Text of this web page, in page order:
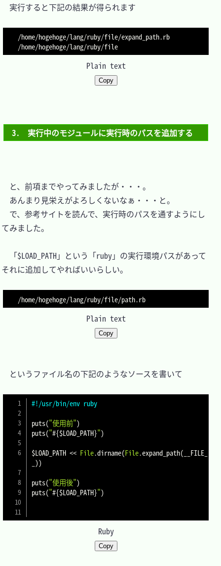
実行すると下記の結果が得られます
/home/hogehoge/lang/ruby/file/expand_path.rb
Plain text
Copy
3.　実行中のモジュールに実行時のパスを追加する
と、前項までやってみましたが・・・。
あんまり見栄えがよろしくないなぁ・・・と。
で、参考サイトを読んで、実行時のパスを通すようにし
てみました。
「$LOAD_PATH」という「ruby」の実行環境パスがあって
それに追加してやればいいらしい。
Plain text
Copy
というファイル名の下記のようなソースを書いて
#!/usr/bin/env ruby
puts("使用前")
puts("#{$LOAD_PATH}")
$LOAD_PATH << File.dirname(File.expand_path( __FILE_
))
puts("使用後")
puts("#{$LOAD_PATH}")
Ruby
Copy